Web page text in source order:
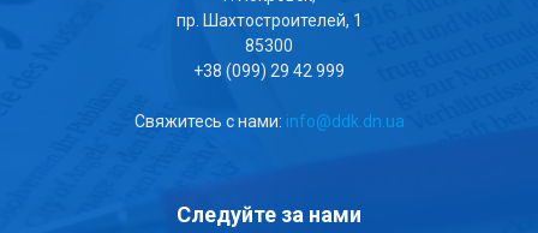
пр. Шахтостроителей, 1
85300
+38 (099) 29 42 999
Свяжитесь с нами: info@ddk.dn.ua
Следуйте за нами